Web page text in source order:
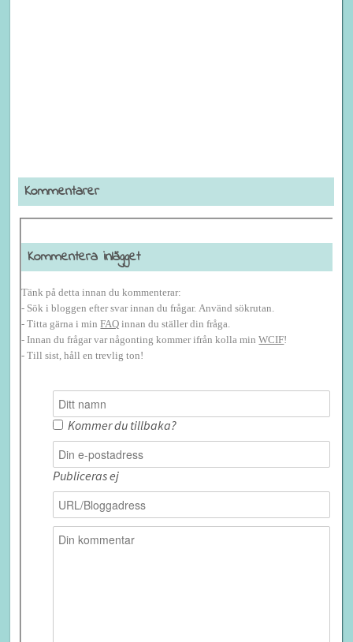
Kommentarer
Kommentera inlägget
Tänk på detta innan du kommenterar:
- Sök i bloggen efter svar innan du frågar. Använd sökrutan.
- Titta gärna i minFAQ innan du ställer din fråga.
- Innan du frågar var någonting kommer ifrån kolla minWCIF!
- Till sist, håll en trevlig ton!
Kommer du tillbaka?
Publiceras ej